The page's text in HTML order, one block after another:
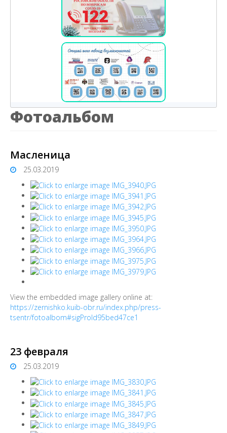
Фотоальбом
Масленица
25.03.2019
View the embedded image gallery online at:
https://zernishko.kuib-obr.ru/index.php/press-
tsentr/fotoalbom#sigProId95bed47ce1
23 февраля
25.03.2019